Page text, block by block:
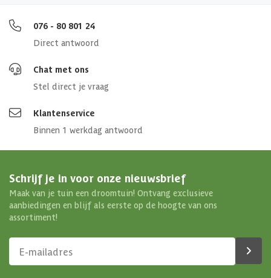
076 - 80 801 24
Direct antwoord
Chat met ons
Stel direct je vraag
Klantenservice
Binnen 1 werkdag antwoord
Schrijf je in voor onze nieuwsbrief
Maak van je tuin een droomtuin! Ontvang exclusieve
aanbiedingen en blijf als eerste op de hoogte van ons
assortiment!